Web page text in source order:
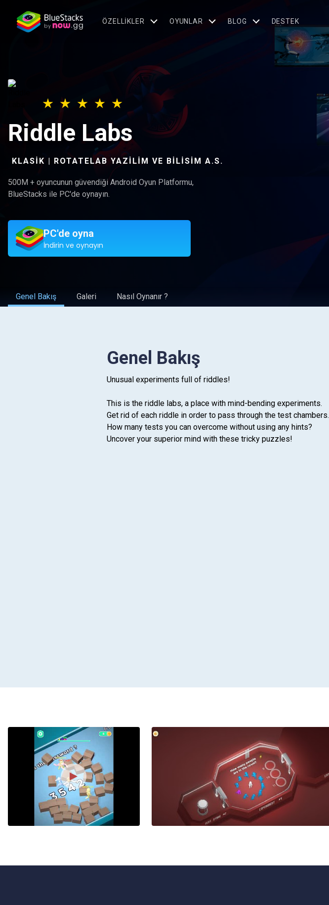
ÖZELLIKLER OYUNLAR BLOG DESTEK
Riddle Labs
KLASIK | ROTATELAB YAZILIM VE BILISIM A.S.
500M + oyuncunun güvendiği Android Oyun Platformu,
BlueStacks ile PC'de oynayın.
PC'de oyna
İndirin ve oynayın
Genel Bakış Galeri Nasıl Oynanır ?
Genel Bakış
Unusual experiments full of riddles!
This is the riddle labs, a place with mind-bending experiments.
Get rid of each riddle in order to pass through the test chambers.
How many tests you can overcome without using any hints?
Uncover your superior mind with these tricky puzzles!